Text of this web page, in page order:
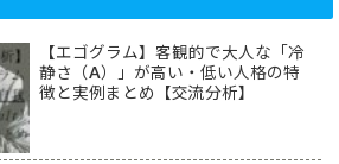
【エゴグラム】客観的で大人な「冷
静さ（A）」が高い・低い人格の特
徴と実例まとめ【交流分析】